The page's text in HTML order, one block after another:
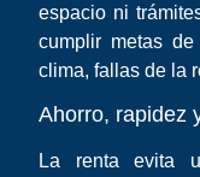
espacio ni
cumplir metas
clima, fallas de la
Ahorro, rapidez
La renta evita